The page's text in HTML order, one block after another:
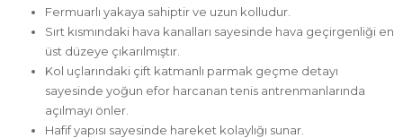
Fermuarlı yakaya sahiptir ve uzun kolludur.
Sırt kısmındaki hava kanalları sayesinde hava geçirgenliği en
üst düzeye çıkarılmıştır.
Kol uçlarındaki çift katmanlı parmak geçme detayı
sayesinde yoğun efor harcanan tenis antrenmanlarında
açılmayı önler.
Hafif yapısı sayesinde hareket kolaylığı sunar.